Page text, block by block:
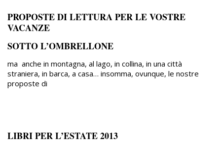
PROPOSTE DI LETTURA PER LE VOSTRE
VACANZE
SOTTO L’OMBRELLONE
ma anche in montagna, al lago, in collina, in una città
straniera, in barca, a casa… insomma, ovunque, le nostre
proposte di
LIBRI PER L’ESTATE 2013